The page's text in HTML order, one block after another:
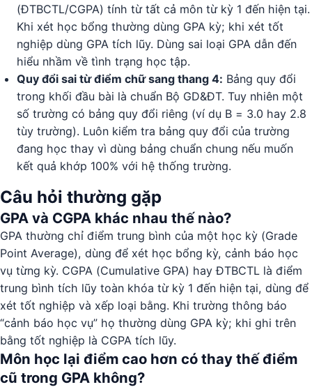
(ĐTBCTL/CGPA) tính từ tất cả môn từ kỳ 1 đến hiện tại.
Khi xét học bổng thường dùng GPA kỳ; khi xét tốt
nghiệp dùng GPA tích lũy. Dùng sai loại GPA dẫn đến
hiểu nhầm về tình trạng học tập.
Quy đổi sai từ điểm chữ sang thang 4: Bảng quy đổi
trong khối đầu bài là chuẩn Bộ GD&ĐT. Tuy nhiên một
số trường có bảng quy đổi riêng (ví dụ B = 3.0 hay 2.8
tùy trường). Luôn kiểm tra bảng quy đổi của trường
đang học thay vì dùng bảng chuẩn chung nếu muốn
kết quả khớp 100% với hệ thống trường.
Câu hỏi thường gặp
GPA và CGPA khác nhau thế nào?
GPA thường chỉ điểm trung bình của một học kỳ (Grade
Point Average), dùng để xét học bổng kỳ, cảnh báo học
vụ từng kỳ. CGPA (Cumulative GPA) hay ĐTBCTL là điểm
trung bình tích lũy toàn khóa từ kỳ 1 đến hiện tại, dùng để
xét tốt nghiệp và xếp loại bằng. Khi trường thông báo
“cảnh báo học vụ” họ thường dùng GPA kỳ; khi ghi trên
bằng tốt nghiệp là CGPA tích lũy.
Môn học lại điểm cao hơn có thay thế điểm
cũ trong GPA không?